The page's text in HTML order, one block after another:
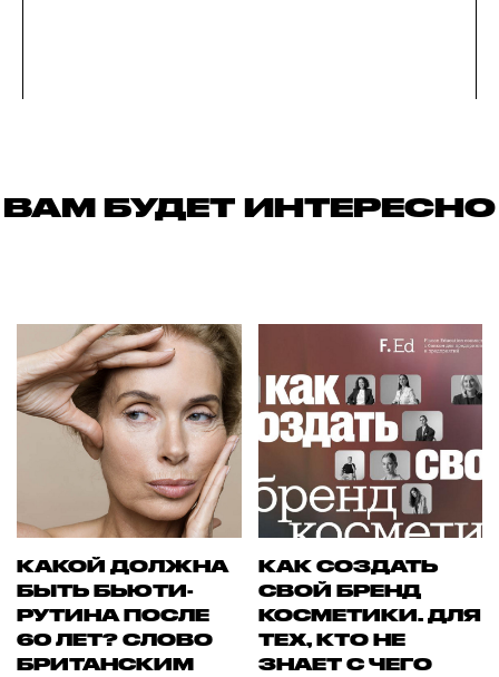
ВАМ БУДЕТ ИНТЕРЕСНО
КАКОЙ ДОЛЖНА
БЫТЬ БЬЮТИ-
РУТИНА ПОСЛЕ
60 ЛЕТ? СЛОВО
БРИТАНСКИМ
КАК СОЗДАТЬ
СВОЙ БРЕНД
КОСМЕТИКИ. ДЛЯ
ТЕХ, КТО НЕ
ЗНАЕТ С ЧЕГО